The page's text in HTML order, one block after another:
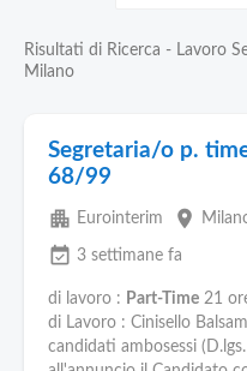
professioni
Pubblica
Area
Risultati di Ricerca - Lavoro
Milano
Segretaria/o p.
68/99
apartment Eurointerim place
event_available 3 settimane fa
di lavoro : Part-Time 21
di Lavoro : Cinisello
candidati ambosessi